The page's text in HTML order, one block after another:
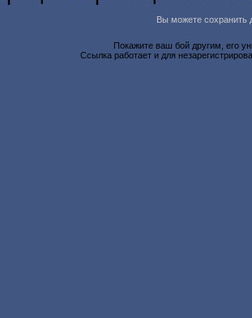
Вы можете сохранить
Покажите ваш бой другим, его
Ссылка работает и для